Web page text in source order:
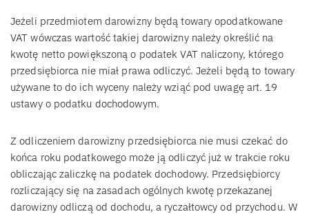
Jeżeli przedmiotem darowizny będą towary opodatkowane
VAT wówczas wartość takiej darowizny należy określić na
kwotę netto powiększoną o podatek VAT naliczony, którego
przedsiębiorca nie miał prawa odliczyć. Jeżeli będą to towary
używane to do ich wyceny należy wziąć pod uwagę art. 19
ustawy o podatku dochodowym.
Z odliczeniem darowizny przedsiębiorca nie musi czekać do
końca roku podatkowego może ją odliczyć już w trakcie roku
obliczając zaliczkę na podatek dochodowy. Przedsiębiorcy
rozliczający się na zasadach ogólnych kwotę przekazanej
darowizny odliczą od dochodu, a ryczałtowcy od przychodu. W